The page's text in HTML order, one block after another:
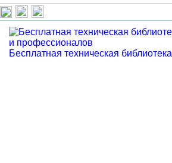
Бесплатная техническая библиотека